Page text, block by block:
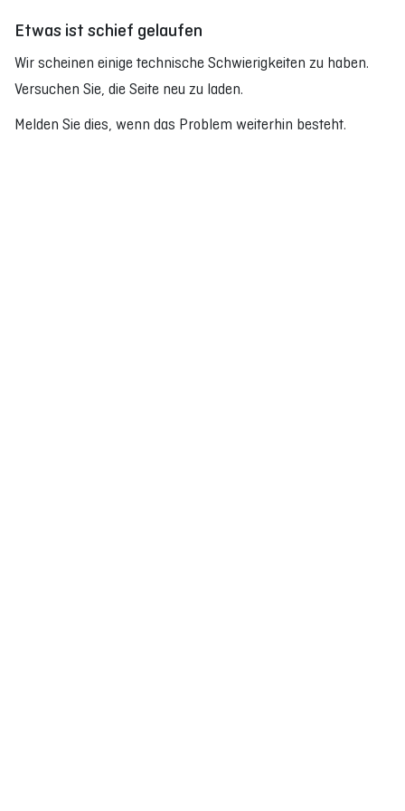
Etwas ist schief gelaufen
Wir scheinen einige technische Schwierigkeiten zu haben.
Versuchen Sie, die Seite neu zu laden.
Melden Sie dies, wenn das Problem weiterhin besteht.